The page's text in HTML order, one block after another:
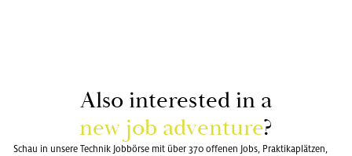
Also in­te­rested in a
new job ad­ven­ture?
Schau in unsere Technik Jobbörse mit über 370 offenen Jobs, Praktikaplätzen,